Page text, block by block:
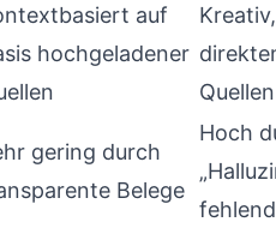
auf
hochgeladener
gering durch
Belege
Hoch